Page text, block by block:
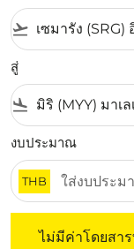
flight_takeoff
สู่
flight_land
งบประมาณ
THB
ไม่มีค่าโดยสา